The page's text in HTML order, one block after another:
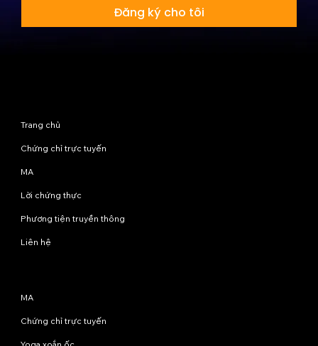
Đăng ký cho tôi
Trang chủ
Chứng chỉ trực tuyến
MA
Lời chứng thực
Phương tiện truyền thông
Liên hệ
MA
Chứng chỉ trực tuyến
Yoga xoắn ốc